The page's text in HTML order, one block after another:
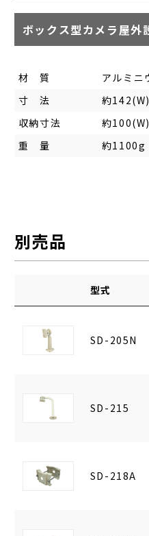
ボックス型カメラ屋外
材 質
アルミニ
寸 法
約
収納寸法
約
重 量
約1100g
別売品
型式
SD-205N
SD-215
SD-218A